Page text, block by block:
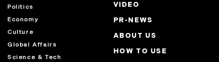
Politics
Economy
Culture
Global Affairs
Science & Tech
VIDEO
PR-NEWS
ABOUT US
HOW TO USE